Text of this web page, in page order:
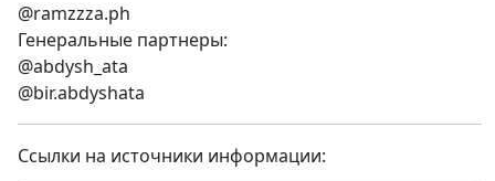
@ramzzza.ph
Генеральные партнеры:
@abdysh_ata
@bir.abdyshata
Ссылки на источники информации: